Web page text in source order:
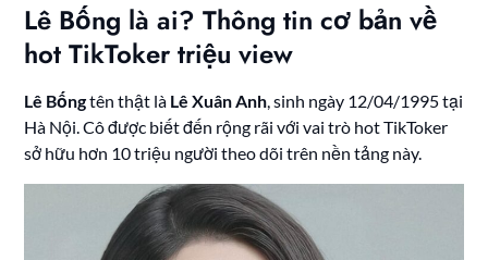
Lê Bống là ai? Thông tin cơ bản về
hot TikToker triệu view
Lê Bốngtên thật là Lê Xuân Anh, sinh ngày 12/04/1995 tại
Hà Nội. Cô được biết đến rộng rãi với vai trò hot TikToker
sở hữu hơn 10 triệu người theo dõi trên nền tảng này.